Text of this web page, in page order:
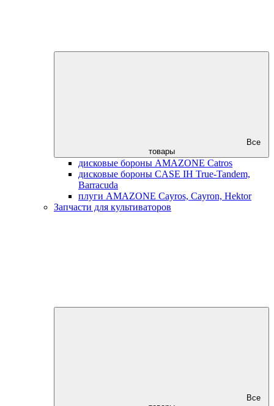
Все
товары
дисковые бороны AMAZONE Catros
дисковые бороны CASE IH True-Tandem,
Barracuda
плуги AMAZONE Cayros, Cayron, Hektor
Запчасти для культиваторов
Все